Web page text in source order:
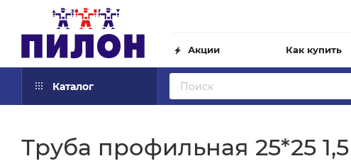
Акции Как купить
Каталог
Труба профильная 25*25